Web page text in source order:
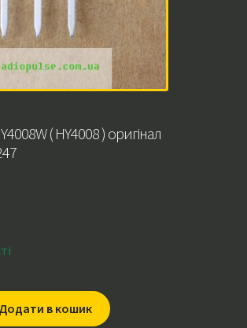
( HY4008 ) оригінал
Додати в кошик